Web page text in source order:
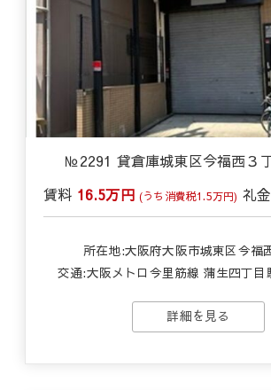
№2291 貸倉庫城東区今福西３
賃料 16.5万円 (うち消費税1.5万円) 礼金
所在地:大阪府大阪市城東区今福
交通:大阪メトロ今里筋線 蒲生四丁目
詳細を見る